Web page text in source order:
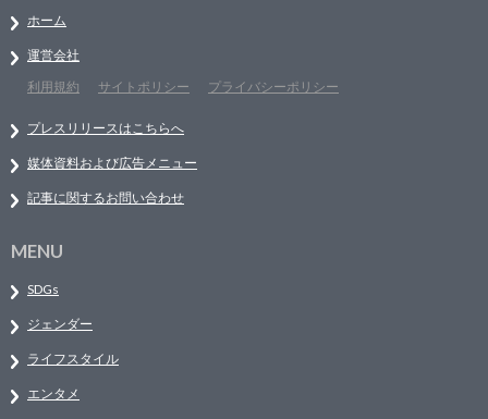
ホーム
運営会社
利用規約
サイトポリシー プライバシーポリシー
プレスリリースはこちらへ
媒体資料および広告メニュー
記事に関するお問い合わせ
MENU
SDGs
ジェンダー
ライフスタイル
エンタメ